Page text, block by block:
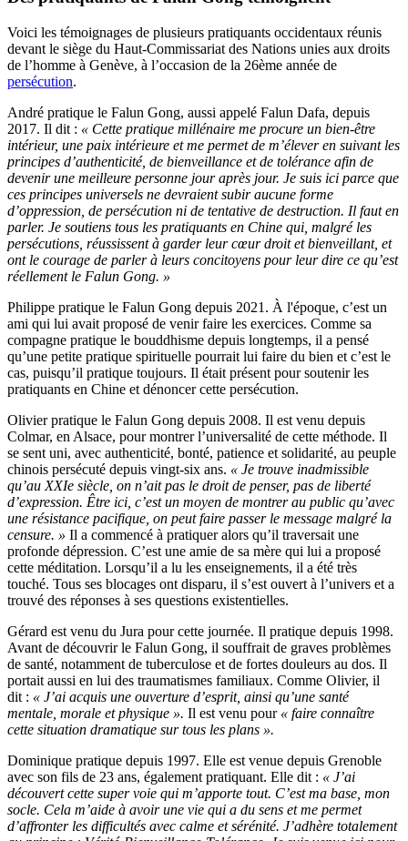
Voici les témoignages de plusieurs pratiquants occidentaux réunis
devant le siège du Haut-Commissariat des Nations unies aux droits
de l’homme à Genève, à l’occasion de la 26ème année de
persécution.
André pratique le Falun Gong, aussi appelé Falun Dafa, depuis
2017. Il dit : « Cette pratique millénaire me procure un bien-être
intérieur, une paix intérieure et me permet de m’élever en suivant les
principes d’authenticité, de bienveillance et de tolérance afin de
devenir une meilleure personne jour après jour. Je suis ici parce que
ces principes universels ne devraient subir aucune forme
d’oppression, de persécution ni de tentative de destruction. Il faut en
parler. Je soutiens tous les pratiquants en Chine qui, malgré les
persécutions, réussissent à garder leur cœur droit et bienveillant, et
ont le courage de parler à leurs concitoyens pour leur dire ce qu’est
réellement le Falun Gong. »
Philippe pratique le Falun Gong depuis 2021. À l'époque, c’est un
ami qui lui avait proposé de venir faire les exercices. Comme sa
compagne pratique le bouddhisme depuis longtemps, il a pensé
qu’une petite pratique spirituelle pourrait lui faire du bien et c’est le
cas, puisqu’il pratique toujours. Il était présent pour soutenir les
pratiquants en Chine et dénoncer cette persécution.
Olivier pratique le Falun Gong depuis 2008. Il est venu depuis
Colmar, en Alsace, pour montrer l’universalité de cette méthode. Il
se sent uni, avec authenticité, bonté, patience et solidarité, au peuple
chinois persécuté depuis vingt-six ans. « Je trouve inadmissible
qu’au XXIe siècle, on n’ait pas le droit de penser, pas de liberté
d’expression. Être ici, c’est un moyen de montrer au public qu’avec
une résistance pacifique, on peut faire passer le message malgré la
censure. » Il a commencé à pratiquer alors qu’il traversait une
profonde dépression. C’est une amie de sa mère qui lui a proposé
cette méditation. Lorsqu’il a lu les enseignements, il a été très
touché. Tous ses blocages ont disparu, il s’est ouvert à l’univers et a
trouvé des réponses à ses questions existentielles.
Gérard est venu du Jura pour cette journée. Il pratique depuis 1998.
Avant de découvrir le Falun Gong, il souffrait de graves problèmes
de santé, notamment de tuberculose et de fortes douleurs au dos. Il
portait aussi en lui des traumatismes familiaux. Comme Olivier, il
dit : « J’ai acquis une ouverture d’esprit, ainsi qu’une santé
mentale, morale et physique ». Il est venu pour « faire connaître
cette situation dramatique sur tous les plans ».
Dominique pratique depuis 1997. Elle est venue depuis Grenoble
avec son fils de 23 ans, également pratiquant. Elle dit : « J’ai
découvert cette super voie qui m’apporte tout. C’est ma base, mon
socle. Cela m’aide à avoir une vie qui a du sens et me permet
d’affronter les difficultés avec calme et sérénité. J’adhère totalement